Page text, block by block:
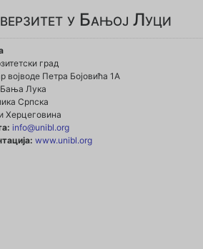
у Бањој Луци
град
војводе Петра Бојовића 1А
Лука
Српска
Херцеговина
info@unibl.org
www.unibl.org